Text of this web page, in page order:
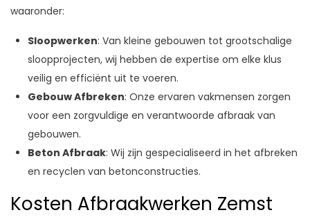
waaronder:
Sloopwerken: Van kleine gebouwen tot grootschalige
sloopprojecten, wij hebben de expertise om elke klus
veilig en efficiënt uit te voeren.
Gebouw Afbreken: Onze ervaren vakmensen zorgen
voor een zorgvuldige en verantwoorde afbraak van
gebouwen.
Beton Afbraak: Wij zijn gespecialiseerd in het afbreken
en recyclen van betonconstructies.
Kosten Afbraakwerken Zemst